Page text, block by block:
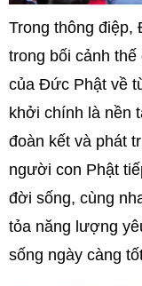
Trong thông điệp,
trong bối cảnh
của Đức Phật về
khởi chính là nền
đoàn kết và phát
người con Phật
đời sống, cùng
tỏa năng lượng
sống ngày càng